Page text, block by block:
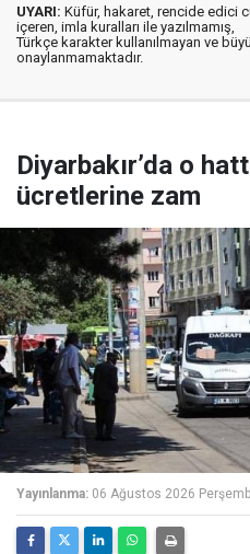
UYARI: Küfür, hakaret, rencide edici
içeren, imla kuralları ile yazılmamış,
Türkçe karakter kullanılmayan ve
onaylanmamaktadır.
Diyarbakır’da o
ücretlerine zam
Yayınlanma: 06 Ağustos 2026